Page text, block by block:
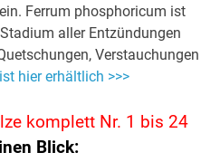
Ferrum phosphoricum ist
aller Entzündungen
Verstauchungen
hier erhältlich >>>
komplett Nr. 1 bis 24
Blick: